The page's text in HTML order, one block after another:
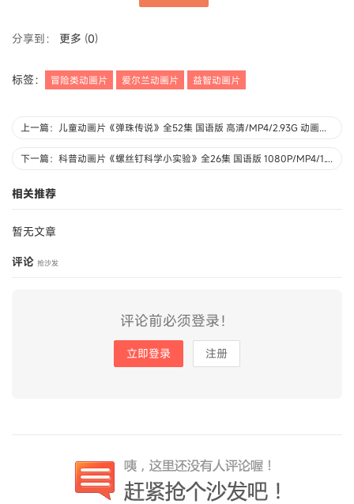
分享到： 更多 (0)
标签： 冒险类动画片 爱尔兰动画片 益智动画片
上一篇：儿童动画片《弹珠传说》全52集 国语版 高清/MP4/2.93G 动画片弹珠传说下载
下一篇：科普动画片《螺丝钉科学小实验》全26集 国语版 1080P/MP4/1.15G 动画片螺丝钉科学小实验下载
相关推荐
暂无文章
评论 抢沙发
评论前必须登录！
立即登录 注册